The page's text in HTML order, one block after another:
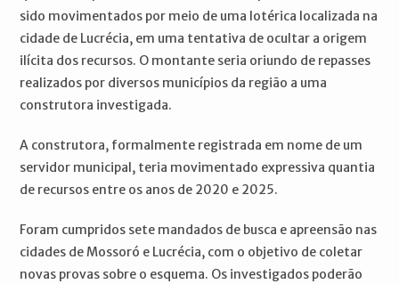
sido movimentados por meio de uma lotérica localizada na
cidade de Lucrécia, em uma tentativa de ocultar a origem
ilícita dos recursos. O montante seria oriundo de repasses
realizados por diversos municípios da região a uma
construtora investigada.
A construtora, formalmente registrada em nome de um
servidor municipal, teria movimentado expressiva quantia
de recursos entre os anos de 2020 e 2025.
Foram cumpridos sete mandados de busca e apreensão nas
cidades de Mossoró e Lucrécia, com o objetivo de coletar
novas provas sobre o esquema. Os investigados poderão